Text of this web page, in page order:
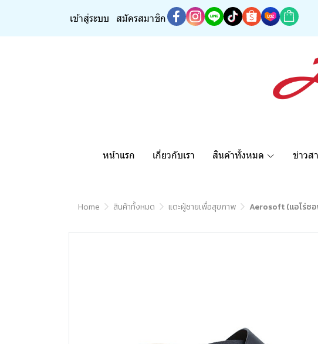
เข้าสู่ระบบ สมัครสมาชิก
หน้าแรก เกี่ยวกับเรา สินค้าทั้งหมด ข่าวส
Home สินค้าทั้งหมด แตะผู้ชายเพื่อสุขภาพ Aerosoft (แอโร่ซอ